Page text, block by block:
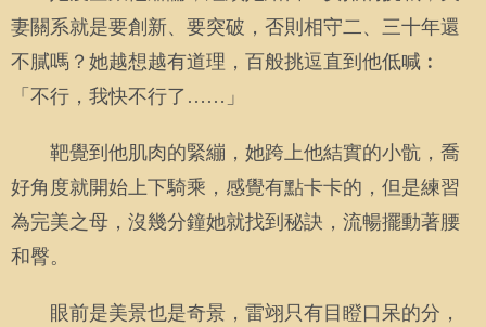
妻關系就是要創新、要突破，否則相守二、三十年還
不膩嗎？她越想越有道理，百般挑逗直到他低喊︰
「不行，我快不行了……」
靶覺到他肌肉的緊繃，她跨上他結實的小骯，喬
好角度就開始上下騎乘，感覺有點卡卡的，但是練習
為完美之母，沒幾分鐘她就找到秘訣，流暢擺動著腰
和臀。
眼前是美景也是奇景，雷翊只有目瞪口呆的分，